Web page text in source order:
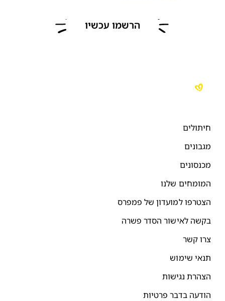
הרשמו עכשיו
שלנו
למועדון של פמפרס
לאישור הסדר פשרה
קשר
שימוש
נגישות
בדבר פרטיות